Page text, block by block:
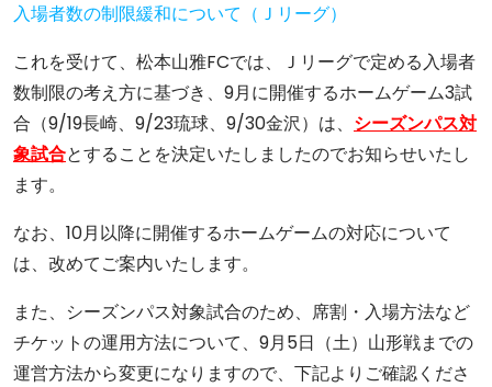
入場者数の制限緩和について（Ｊリーグ）
これを受けて、松本山雅FCでは、Ｊリーグで定める入場者
数制限の考え方に基づき、9月に開催するホームゲーム3試
合（9/19長崎、9/23琉球、9/30金沢） は、 シーズンパス対
象試合とすることを決定いたしましたのでお知らせいたし
ます。
なお、10月以降に開催するホームゲームの対応について
は、改めてご案内いたします。
また、シーズンパス対象試合のため、席割・入場方法など
チケットの運用方法について、9月5日（土）山形戦までの
運営方法から変更になりますので、下記よりご確認くださ